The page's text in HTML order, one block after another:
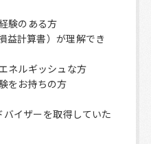
験のある方
計算書）が理解でき
ネルギッシュな方
をお持ちの方
イザーを取得していた